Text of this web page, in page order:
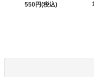
550円(税込)